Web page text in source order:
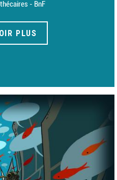
- BnF
PLUS